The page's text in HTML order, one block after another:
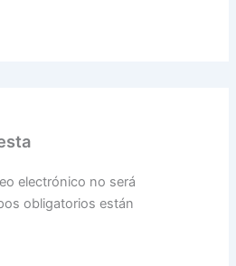
electrónico no será
obligatorios están